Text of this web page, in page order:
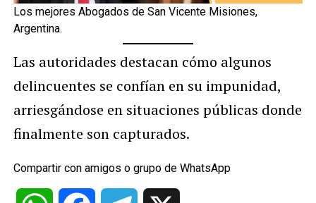
Los mejores Abogados de San Vicente Misiones,
Argentina.
Las autoridades destacan cómo algunos
delincuentes se confían en su impunidad,
arriesgándose en situaciones públicas donde
finalmente son capturados.
Compartir con amigos o grupo de WhatsApp